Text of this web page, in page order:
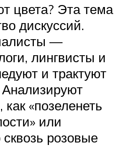
цвета? Эта тема
дискуссий.
—
лингвисты и
и трактуют
Анализируют
«позеленеть
или
розовые